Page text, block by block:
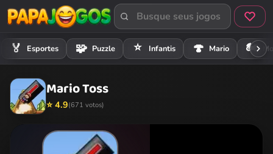
🏅 Esportes 🧩 Puzzle ⭐ Infantis 🍄 Mario 🏍️
Mario Toss
⭐ 4.9(671 votos)